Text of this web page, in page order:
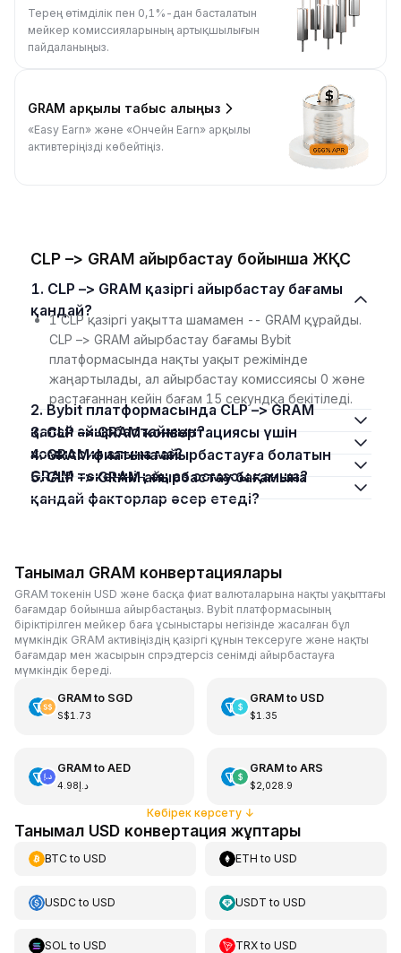
Терең өтімділік пен 0,1%-дан басталатын
мейкер комиссияларының артықшылығын
пайдаланыңыз.
GRAM арқылы табыс алыңыз
«Easy Earn» және «Ончейн Earn» арқылы
активтеріңізді көбейтіңіз.
CLP –> GRAM айырбастау бойынша ЖҚС
1. CLP –> GRAM қазіргі айырбастау бағамы
қандай?
1 CLP қазіргі уақытта шамамен -- GRAM құрайды.
CLP –> GRAM айырбастау бағамы Bybit
платформасында нақты уақыт режімінде
жаңартылады, ал айырбастау комиссиясы 0 және
растағаннан кейін бағам 15 секундқа бекітіледі.
2. Bybit платформасында CLP –> GRAM
қалай айырбастаймын?
3. CLP –> GRAM конвертациясы үшін
комиссия алына ма?
4. GRAM фиатына айырбастауға болатын
GRAM токенінің ең аз сомасы қанша?
5. CLP –> GRAM айырбастау бағамына
қандай факторлар әсер етеді?
Танымал GRAM конвертациялары
GRAM токенін USD және басқа фиат валюталарына нақты уақыттағы
бағамдар бойынша айырбастаңыз. Bybit платформасының
біріктірілген мейкер баға ұсыныстары негізінде жасалған бұл
мүмкіндік GRAM активіңіздің қазіргі құнын тексеруге және нақты
бағамдар мен жасырын спрэдтерсіз сенімді айырбастауға
мүмкіндік береді.
GRAMto SGD
S$1.73
GRAMto USD
$1.35
GRAMto AED
د.إ4.98
GRAMto ARS
$2,028.9
Көбірек көрсету↓
Танымал USD конвертация жұптары
BTCto USD ETH toUSD
USDCto USD USDT toUSD
SOL to USD TRXtoUSD